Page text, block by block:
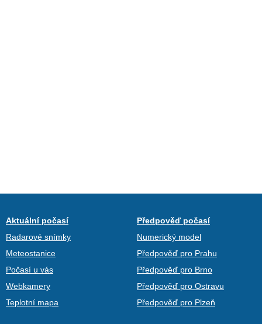
Aktuální počasí
Radarové snímky
Meteostanice
Počasí u vás
Webkamery
Teplotní mapa
Předpověď počasí
Numerický model
Předpověď pro Prahu
Předpověď pro Brno
Předpověď pro Ostravu
Předpověď pro Plzeň